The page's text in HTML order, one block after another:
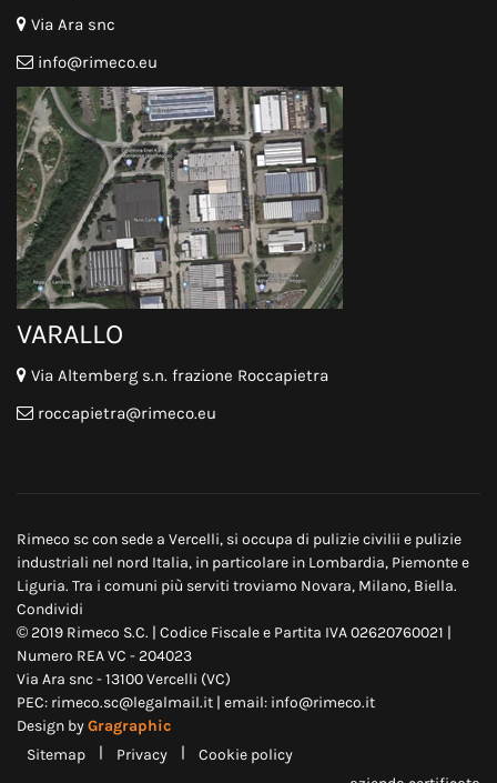
Via Ara snc
info@rimeco.eu
VARALLO
Via Altemberg s.n. frazione Roccapietra
roccapietra@rimeco.eu
Rimeco sc con sede a Vercelli, si occupa di pulizie civilii e pulizie
industriali nel nord Italia, in particolare in Lombardia, Piemontee
Liguria. Tra i comuni più serviti troviamo Novara, Milano, Biella.
Condividi
© 2019 Rimeco S.C. | Codice Fiscale e Partita IVA 02620760021 |
Numero REA VC - 204023
Via Ara snc - 13100 Vercelli (VC)
PEC: rimeco.sc@legalmail.it | email: info@rimeco.it
Design byGragraphic
Sitemap
| Privacy |
Cookie policy